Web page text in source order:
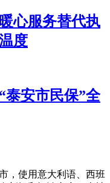
心服务替代执
度
泰安市民保”全
，使用意大利语、西班